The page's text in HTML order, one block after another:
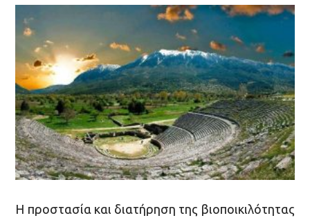
Η προστασία και διατήρηση της βιοποικιλότητας